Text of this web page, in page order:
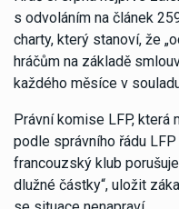
s odvoláním na článek
charty, který stanoví, že
hráčům na základě
každého měsíce v
Právní komise LFP, která
podle správního řádu
francouzský klub
dlužné částky“, uložit